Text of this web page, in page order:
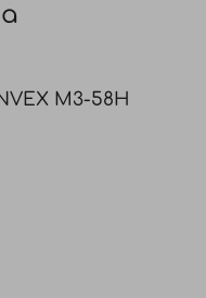
M3-58H